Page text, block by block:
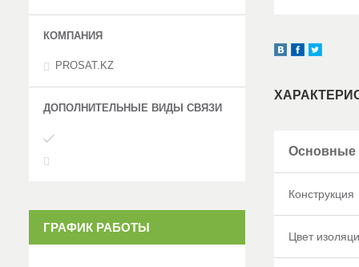
Основные
Конструкция
Цвет
PROSAT.KZ
ГРАФИК РАБОТЫ